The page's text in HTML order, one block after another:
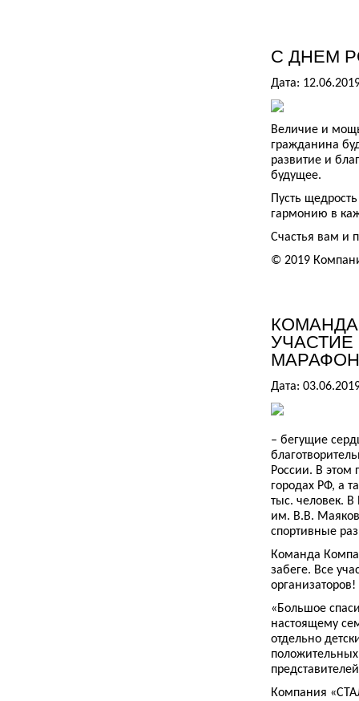
С ДНЕМ
Дата:
Величие и
гражданина
развитие и
будущее.
Пусть
гармонию в
Счастья вам и
© 2019
УЧАСТИЕ
Дата:
– бегущие
России. В этом
городах РФ, а
тыс. человек. В
им. В.В.
спортивные
Команда
забеге. Все
организаторов!
«Большое
настоящему
отдельно
Компания